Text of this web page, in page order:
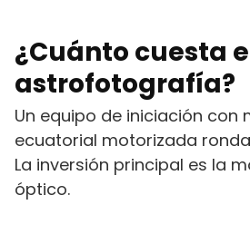
¿Cuánto cuesta
astrofotografía?
Un equipo de iniciación con
ecuatorial motorizada
La inversión principal es la
óptico.